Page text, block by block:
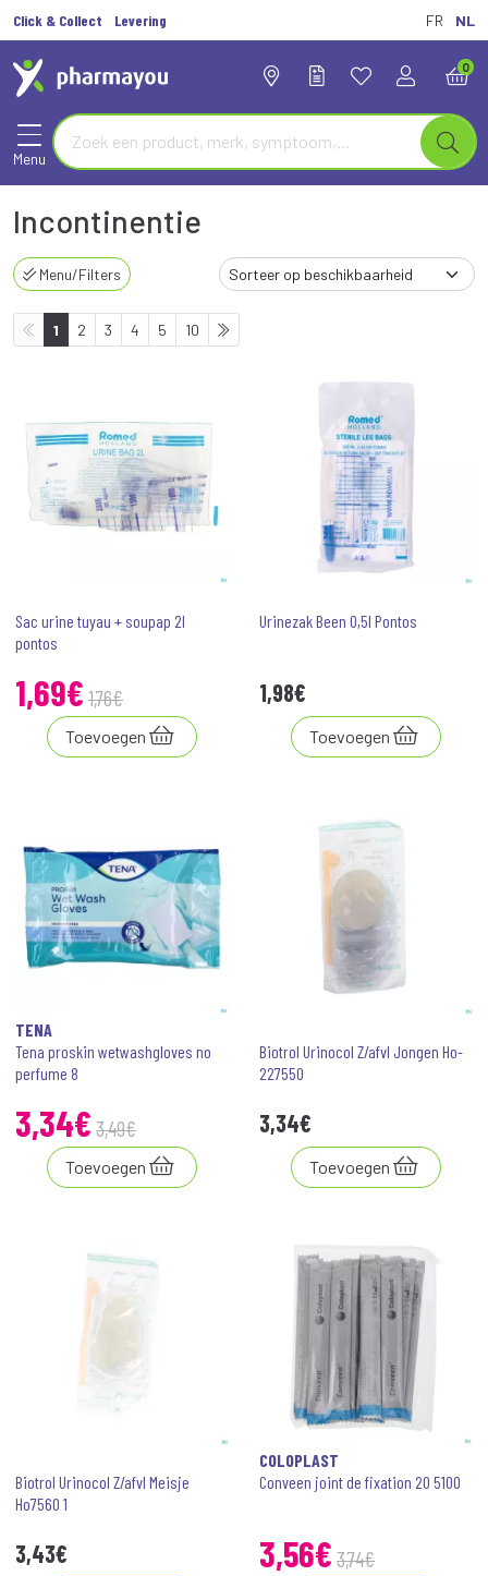
Click & Collect Levering FR NL
0
Menu
Incontinentie
Menu/Filters
1 2 3 4 5 10
Sac urine tuyau + soupap 2l
pontos
1,69€ 1,76€
Toevoegen
Urinezak Been 0,5l Pontos
1,98€
Toevoegen
TENA
Tena proskin wetwashgloves no
perfume 8
3,34€ 3,49€
Toevoegen
Biotrol Urinocol Z/afvl Jongen Ho-
227550
3,34€
Toevoegen
Biotrol Urinocol Z/afvl Meisje
Ho7560 1
3,43€
COLOPLAST
Conveen joint de fixation 20 5100
3,56€ 3,74€